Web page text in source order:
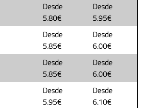
Desde
5.80€
Desde
5.95€
Desde
5.85€
Desde
6.00€
Desde
5.85€
Desde
6.00€
Desde
5.95€
Desde
6.10€